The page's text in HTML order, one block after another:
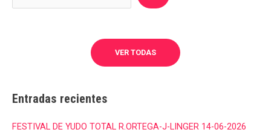
VER TODAS
Entradas recientes
FESTIVAL DE YUDO TOTAL R.ORTEGA-J-LINGER 14-06-2026